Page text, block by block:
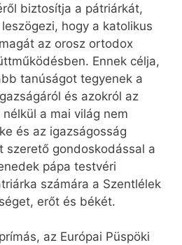
biztosítja a pátriárkát,
hogy a katolikus
az orosz ortodox
Ennek célja,
tanúságot tegyenek a
és azokról az
a mai világ nem
és az igazságosság
szerető gondoskodással a
pápa testvéri
számára a Szentlélek
erőt és békét.
az Európai Püspöki